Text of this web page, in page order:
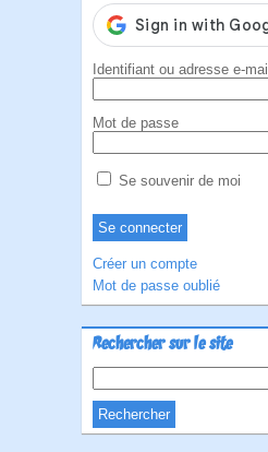
Identifiant ou adresse e-mail
Mot de passe
Se souvenir de moi
Créer un compte
Mot de passe oublié
Rechercher sur le site